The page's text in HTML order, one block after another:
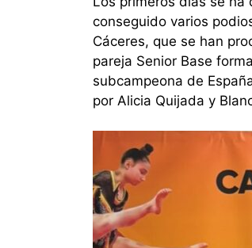
conseguido varios
Cáceres, que se han
pareja Senior Base
subcampeona de
por Alicia Quijada y